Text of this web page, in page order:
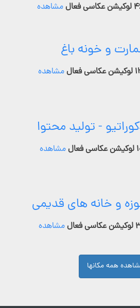
فعال مشاهده
و خونه باغ
فعال مشاهده
- تولید محتوا
فعال مشاهده
و خانه های قدیمی
فعال مشاهده
همه مکانها